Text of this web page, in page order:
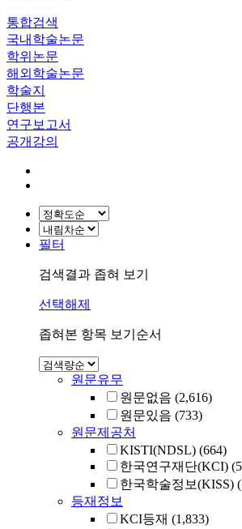
통합검색
국내학술논문
학위논문
해외학술논문
학술지
단행본
연구보고서
공개강의
필터
검색결과 좁혀 보기
선택해제
좁혀본 항목 보기순서
원문유무
원문없음 (2,616)
원문있음 (733)
원문제공처
KISTI(NDSL) (664)
한국연구재단(KCI)
한국학술정보(KISS)
등재정보
KCI등재 (1,833)